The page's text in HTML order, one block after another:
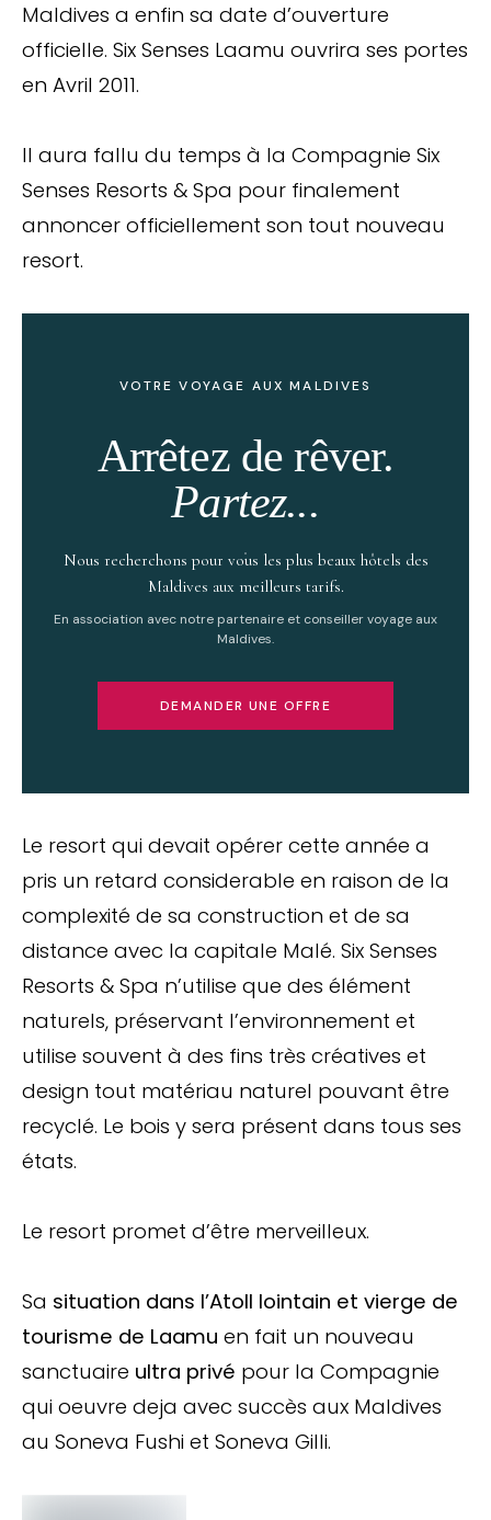
Maldives a enfin sa date d’ouverture
officielle. Six Senses Laamu ouvrira ses portes
en Avril 2011.
Il aura fallu du temps à la Compagnie Six
Senses Resorts & Spa pour finalement
annoncer officiellement son tout nouveau
resort.
VOTRE VOYAGE AUX MALDIVES
Arrêtez de rêver.
Partez...
Nous recherchons pour vous les plus beaux hôtels des
Maldives aux meilleurs tarifs.
En association avec notre partenaire et conseiller voyage aux
Maldives.
DEMANDER UNE OFFRE
Le resort qui devait opérer cette année a
pris un retard considerable en raison de la
complexité de sa construction et de sa
distance avec la capitale Malé. Six Senses
Resorts & Spa n’utilise que des élément
naturels, préservant l’environnement et
utilise souvent à des fins très créatives et
design tout matériau naturel pouvant être
recyclé. Le bois y sera présent dans tous ses
états.
Le resort promet d’être merveilleux.
Sa situation dans l’Atoll lointain et vierge de
tourisme de Laamu en fait un nouveau
sanctuaire ultra privé pour la Compagnie
qui oeuvre deja avec succès aux Maldives
au Soneva Fushi et Soneva Gilli.